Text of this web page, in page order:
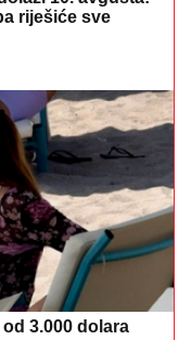
riješiće sve
3.000 dolara